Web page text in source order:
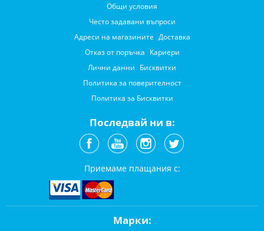
Общи условия
Често задавани въпроси
Адреси на магазините Доставка
Отказ от поръчка Кариери
Лични данни Бисквитки
Политика за поверителност
Политика за Бисквитки
Последвай ни в:
Приемаме плащания с:
Марки: